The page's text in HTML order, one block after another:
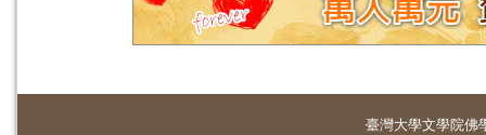
臺灣大學文學院佛